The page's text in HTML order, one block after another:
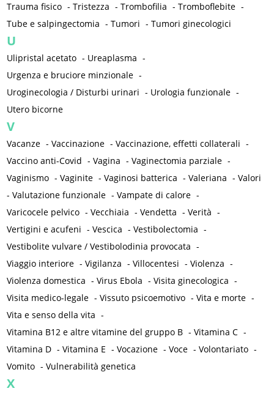
Trauma fisico -Tristezza -Trombofilia -Tromboflebite -
Tube e salpingectomia -Tumori -Tumori ginecologici
U
Ulipristal acetato - Ureaplasma -
Urgenza e bruciore minzionale -
Uroginecologia / Disturbi urinari - Urologia funzionale -
Utero bicorne
V
Vacanze -Vaccinazione -Vaccinazione, effetti collaterali -
Vaccino anti-Covid -Vagina -Vaginectomia parziale -
Vaginismo -Vaginite -Vaginosi batterica -Valeriana -Valori
-Valutazione funzionale -Vampate di calore -
Varicocele pelvico -Vecchiaia -Vendetta -Verità -
Vertigini e acufeni -Vescica -Vestibolectomia -
Vestibolite vulvare / Vestibolodinia provocata -
Viaggio interiore -Vigilanza -Villocentesi -Violenza -
Violenza domestica -Virus Ebola -Visita ginecologica -
Visita medico-legale -Vissuto psicoemotivo -Vita e morte -
Vita e senso della vita -
Vitamina B12 e altre vitamine del gruppo B -Vitamina C -
Vitamina D -Vitamina E -Vocazione -Voce -Volontariato -
Vomito -Vulnerabilità genetica
X